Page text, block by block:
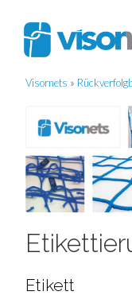
Visornets »
Etikett